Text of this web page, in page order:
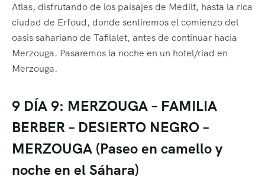
Atlas, disfrutando de los paisajes de Medilt, hasta la rica
ciudad de Erfoud, donde sentiremos el comienzo del
oasis sahariano de Tafilalet, antes de continuar hacia
Merzouga. Pasaremos la noche en un hotel/riad en
Merzouga.
9 DÍA 9: MERZOUGA – FAMILIA
BERBER – DESIERTO NEGRO –
MERZOUGA (Paseo en camello y
noche en el Sáhara)